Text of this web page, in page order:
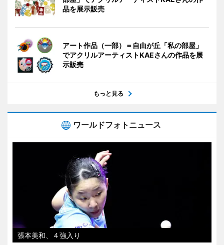
品を展示販売
アート作品（一部）＝自由が丘「私の部屋」
でアクリルアーティストKAEさんの作品を展
示販売
もっと見る
ワールドフォトニュース
張本美和、４強入り